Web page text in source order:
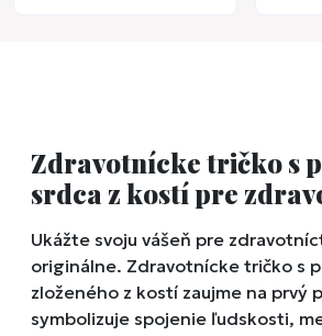
Zdravotnícke tričko s
srdca z kostí pre
Ukážte svoju vášeň pre
originálne. Zdravotnícke tričko s
zloženého z kostí zaujme na prvý
symbolizuje spojenie ľudskosti,